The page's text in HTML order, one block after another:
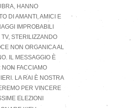
HANNO
DI AMANTI, AMICI E
IMPROBABILI
TV, STERILIZZANDO
NON ORGANICA AL
IL MESSAGGIO È
NON FACCIAMO
LA RAI È NOSTRA
PER VINCERE
ELEZIONI